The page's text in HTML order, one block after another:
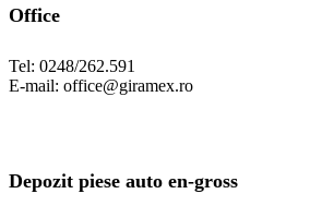
Office
Tel: 0248/262.591
E-mail: office@giramex.ro
Depozit piese auto en-gross